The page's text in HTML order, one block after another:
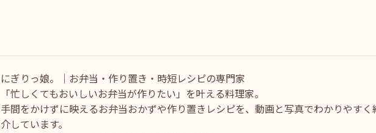
にぎりっ娘。｜お弁当・作り置き・時短レシピの専門家
「忙しくてもおいしいお弁当が作りたい」を叶える料理家。
手間をかけずに映えるお弁当おかずや作り置きレシピを、動画と写真でわかりやすく
介しています。